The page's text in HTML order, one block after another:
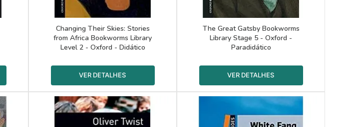
Changing Their Skies: Stories
from Africa Bookworms Library
Level 2 - Oxford - Didático
The Great Gatsby Bookworms
Library Stage 5 - Oxford -
Paradidático